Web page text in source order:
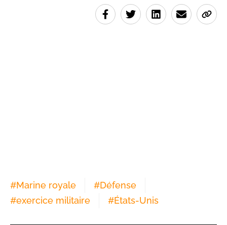
#Marine royale #Défense
#exercice militaire #États-Unis